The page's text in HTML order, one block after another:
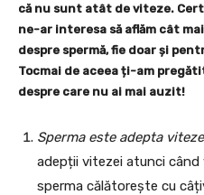
că nu sunt atât de viteze.
ne-ar interesa să aflăm cât
despre spermă, fie doar și
Tocmai de aceea ți-am
despre care nu ai mai auzit!
Sperma este adepta
adepții vitezei atunci când
sperma călătorește cu